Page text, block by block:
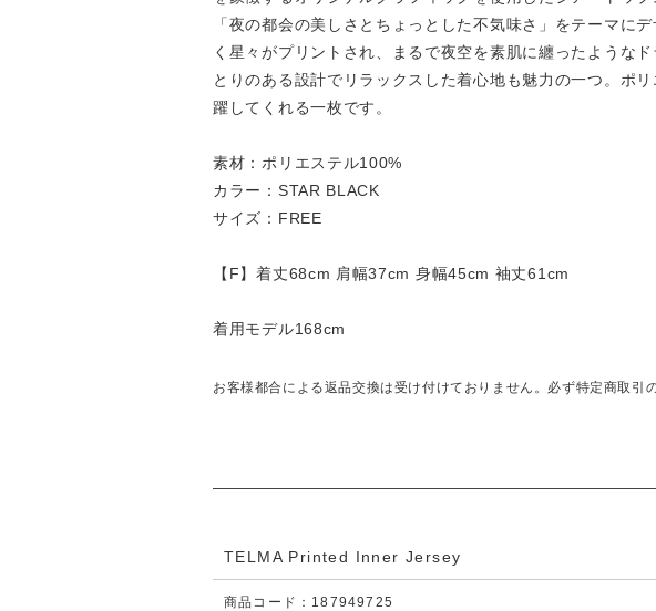
「夜の都会の美しさとちょっとした不気味さ」をテーマに
く星々がプリントされ、まるで夜空を素肌に纏ったような
とりのある設計でリラックスした着心地も魅力の一つ。ポ
躍してくれる一枚です。
素材：ポリエステル100%
カラー：STAR BLACK
サイズ：FREE
【F】着丈68cm 肩幅37cm 身幅45cm 袖丈61cm
着用モデル168cm
お客様都合による返品交換は受け付けておりません。必ず特定商取引
TELMA Printed Inner Jersey
商品コード：187949725